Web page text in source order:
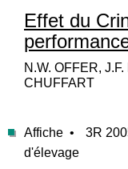
Effet du
N.W. OFFER,
CHUFFART
Affiche •
3R
d'élevage